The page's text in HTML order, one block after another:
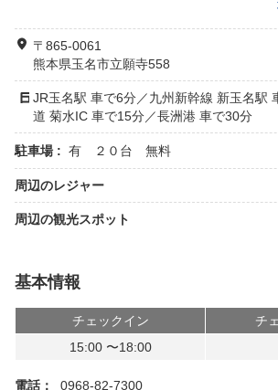
〒865-0061
熊本県玉名市立願寺558
JR玉名駅 車で6分／九州新幹線 新玉名駅
道 菊水IC 車で15分／長洲港 車で30分
駐車場 : 有 ２０台 無料
周辺のレジャー
周辺の観光スポット
基本情報
チェックイン
チ
15:00 〜18:00
電話：
0968-82-7300